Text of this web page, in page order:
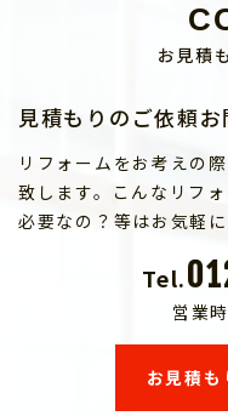
お見積
見積もりのご依頼
リフォームをお考えの
致します。こんなリフ
必要なの？等はお気軽に
Tel.
営業
お見積